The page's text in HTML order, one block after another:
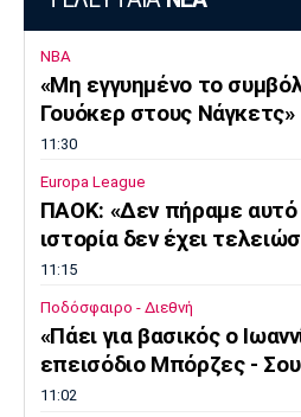
NBA
«Μη εγγυημένο το
Γουόκερ στους Νάγκετς»
11:30
Europa League
ΠΑΟΚ: «Δεν πήραμε αυτό
ιστορία δεν έχει
11:15
Ποδόσφαιρο - Διεθνή
«Πάει για βασικός ο
επεισόδιο Μπόρζες -
11:02